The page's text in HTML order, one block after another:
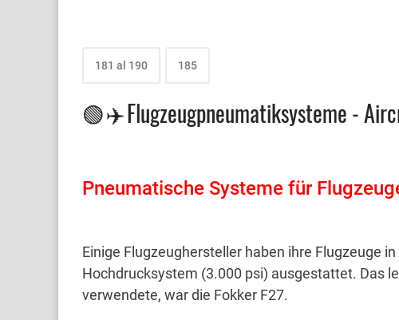
181 al 190 185
🟢 ✈️ Flugzeugpneumatiksysteme -
Pneumatische Systeme für
Einige Flugzeughersteller haben ihre Flugzeuge
Hochdrucksystem (3.000 psi) ausgestattet. Das
verwendete, war die Fokker F27.